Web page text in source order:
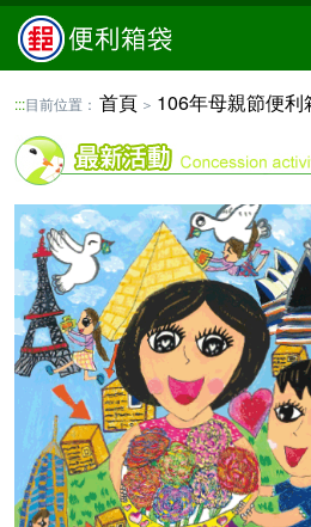
:::目前位置： 首頁 ＞ 106年母親節便